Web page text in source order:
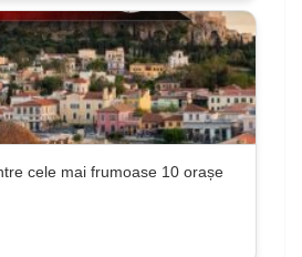
cele mai frumoase 10 orașe